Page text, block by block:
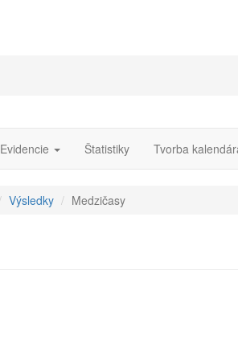
Evidencie Štatistiky Tvorba
Výsledky Medzičasy